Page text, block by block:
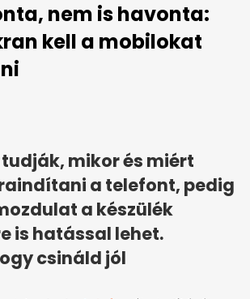
nem is havonta:
kell a mobilokat
mikor és miért
a telefont, pedig
a készülék
is hatással lehet.
csináld jól